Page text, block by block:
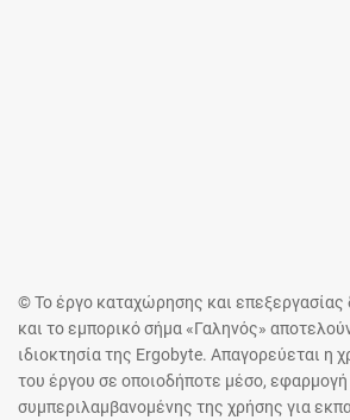
© Το έργο καταχώρησης και
και το εμπορικό σήμα «Γαληνός»
ιδιοκτησία της Ergobyte. Απαγορεύεται η
του έργου σε οποιοδήποτε μέσο,
συμπεριλαμβανομένης της χρήσης για